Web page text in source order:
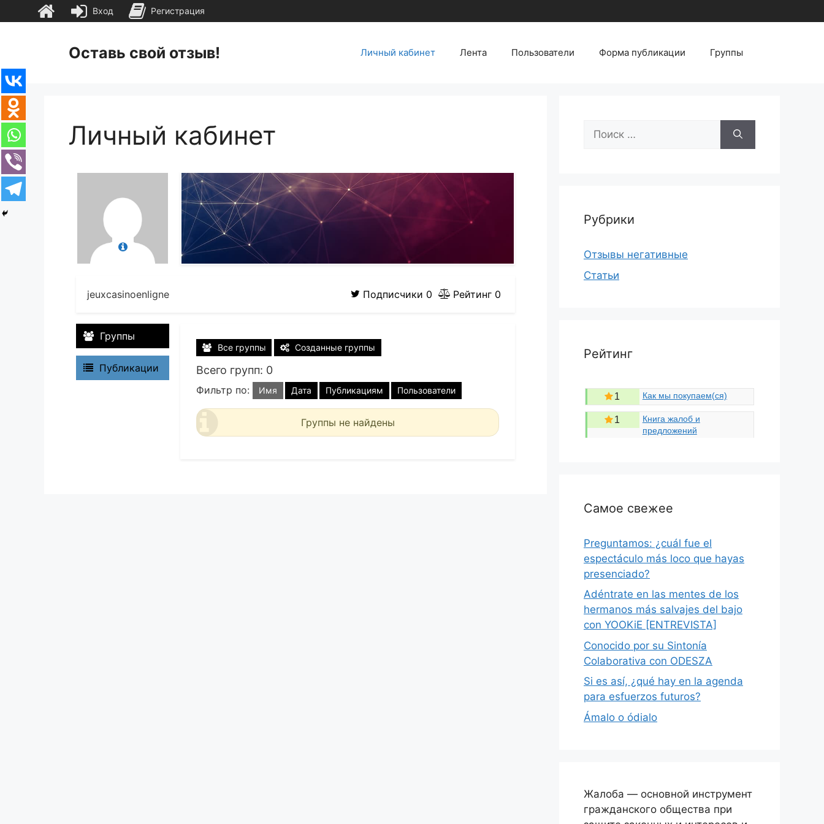
содержимомуОставь свой отзыв! Личный кабинет Лента Пользователи Форма публикации Группы
Личный кабинет
jeuxcasinoenligne Подписчики 0 Рейтинг 0
Группы
Публикации
Все группы Созданные группы
Всего групп: 0
Фильтр по: Имя Дата Публикациям Пользователи
Группы не найдены
Поиск:
Рубрики
Отзывы негативные
Статьи
Рейтинг
1 Как мы покупаем(ся)
1
Книга жалоб и
предложений
Самое свежее
Preguntamos: ¿cuál fue el
espectáculo más loco que hayas
presenciado?
Adéntrate en las mentes de los
hermanos más salvajes del bajo
con YOOKiE [ENTREVISTA]
Conocido por su Sintonía
Colaborativa con ODESZA
Si es así, ¿qué hay en la agenda
para esfuerzos futuros?
Ámalo o ódialo
Жалоба — основной инструмент
гражданского общества при
Вход Регистрация